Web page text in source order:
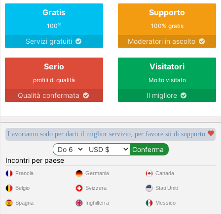
Gratis
100%
Servizi gratuiti
Supporto
100% gratis
Moderatori in ascolto
Serio
profili di qualità
Qualità confermata
Visitatori
Molto visitato
Il migliore
Lavoriamo sodo per darti il miglior servizio, per favore sii di supporto
Incontri per paese
Francia
Belgio
Spagna
Germania
Svizzera
Inghilterra
Canada
Stati Uniti
Messico